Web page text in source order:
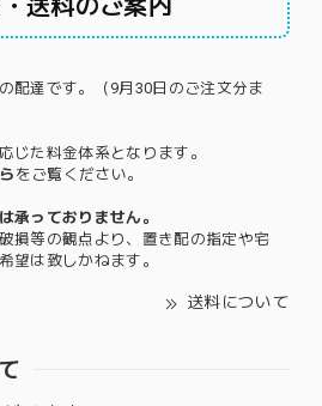
送料のご案内
配達です。（9月30日のご注文分ま
じた料金体系となります。
をご覧ください。
承っておりません。
損等の観点より、置き配の指定や宅
望は致しかねます。
送料について